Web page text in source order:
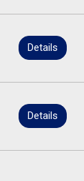
Details
Details